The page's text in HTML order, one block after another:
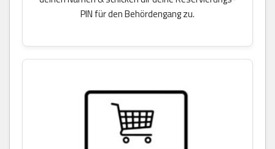
PIN für den Behördengang zu.